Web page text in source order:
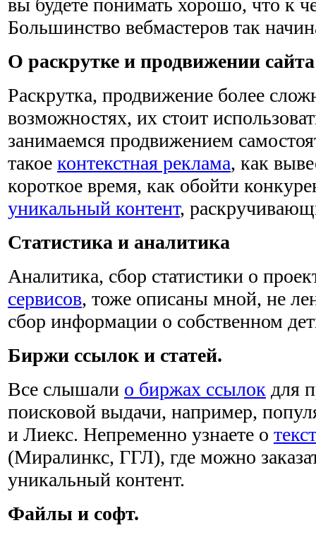
вы будете понимать хорошо, что к
Большинство вебмастеров так
О раскрутке и продвижении сайта
Раскрутка, продвижение более
возможностях, их стоит
занимаемся продвижением
такое контекстная реклама, как
короткое время, как обойти
уникальный контент,
Статистика и аналитика
Аналитика, сбор статистики о
сервисов, тоже описаны мной, не
сбор информации о собственном
Биржи ссылок и статей.
Все слышали о биржах ссылок для
поисковой выдачи, например,
и Лиекс. Непременно узнаете о
(Миралинкс, ГГЛ), где можно
уникальный контент.
Файлы и софт.